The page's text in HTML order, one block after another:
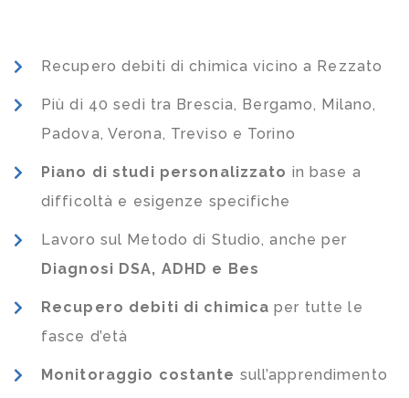
Recupero debiti di chimica vicino a Rezzato
Più di 40 sedi tra Brescia, Bergamo, Milano,
Padova, Verona, Treviso e Torino
Piano di studi personalizzato in base a
difficoltà e esigenze specifiche
Lavoro sul Metodo di Studio, anche per
Diagnosi DSA, ADHD e Bes
Recupero debiti di chimica per tutte le
fasce d’età
Monitoraggio costante sull’apprendimento